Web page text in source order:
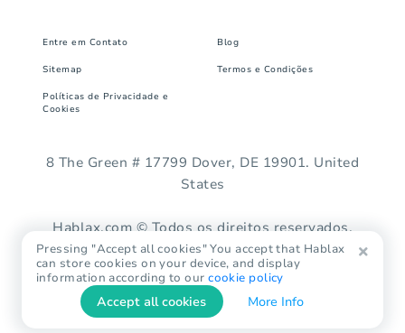
Entre em Contato Blog
Sitemap Termos e Condições
Políticas de Privacidade e
Cookies
8 The Green # 17799 Dover, DE 19901. United
States
Hablax.com © Todos os direitos reservados.
Pressing "Accept all cookies" You accept that Hablax
can store cookies on your device, and display
information according to ourcookie policy
Accept all cookies More Info